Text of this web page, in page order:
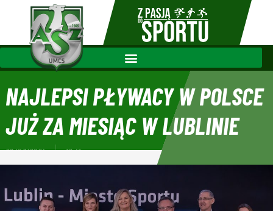
NAJLEPSI PŁYWACY W POLSCE
JUŻ ZA MIESIĄC W LUBLINIE
28/03/2024 12:41